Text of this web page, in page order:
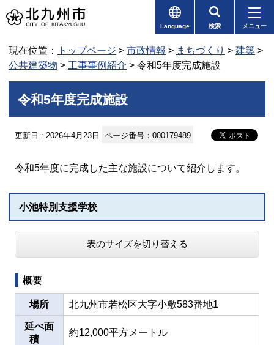
Language 検索 メニュー
現在位置： トップページ > 市政情報 > まちづくり > 建築 >
公共建築物 > 工事事例紹介 > 令和5年度完成施設
令和5年度完成施設
更新日 : 2026年4月23日 ページ番号：000179489
令和5年度に完成した主な施設について紹介します。
小池特別支援学校
表のサイズを切り替える
概要
場所 北九州市若松区大字小敷583番地1
延べ面
積
約12,000平方メートル